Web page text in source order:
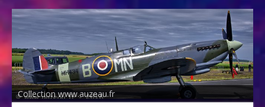
Collection www.auzeau.fr